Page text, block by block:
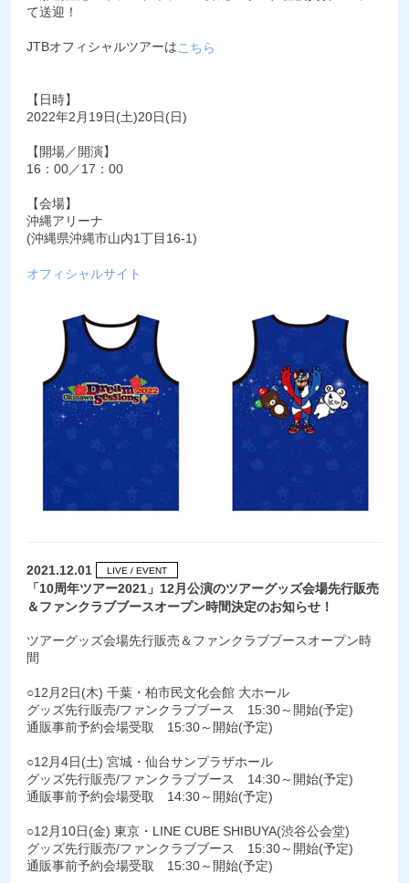
て送迎！
JTBオフィシャルツアーはこちら
【日時】
2022年2月19日(土)20日(日)
【開場／開演】
16：00／17：00
【会場】
沖縄アリーナ
(沖縄県沖縄市山内1丁目16-1)
オフィシャルサイト
2021.12.01 LIVE / EVENT
「10周年ツアー2021」12月公演のツアーグッズ会場先行販売
＆ファンクラブブースオープン時間決定のお知らせ！
ツアーグッズ会場先行販売＆ファンクラブブースオープン時
間
○12月2日(木) 千葉・柏市民文化会館 大ホール
グッズ先行販売/ファンクラブブース 15:30～開始(予定)
通販事前予約会場受取 15:30～開始(予定)
○12月4日(土) 宮城・仙台サンプラザホール
グッズ先行販売/ファンクラブブース 14:30～開始(予定)
通販事前予約会場受取 14:30～開始(予定)
○12月10日(金) 東京・LINE CUBE SHIBUYA(渋谷公会堂)
グッズ先行販売/ファンクラブブース 15:30～開始(予定)
通販事前予約会場受取 15:30～開始(予定)